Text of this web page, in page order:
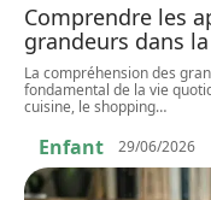
Comprendre les
grandeurs dans
La compréhension des
fondamental de la vie
cuisine, le shopping…
Enfant 29/06/2026